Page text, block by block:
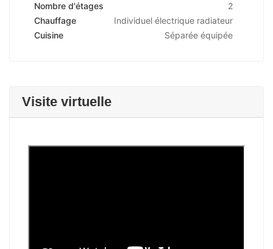
Nombre d'étages
2
Chauffage
Individuel électrique radiateur
Cuisine
Séparée équipée
Visite virtuelle